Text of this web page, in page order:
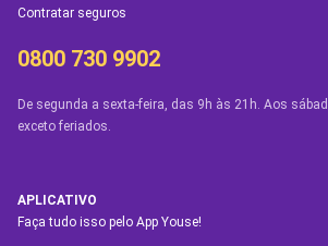
Contratar seguros
0800 730 9902
De segunda a sexta-feira, das 9h às 21h. Aos
exceto feriados.
APLICATIVO
Faça tudo isso pelo App Youse!